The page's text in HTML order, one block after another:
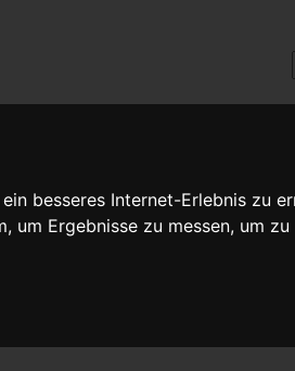
besseres Internet-Erlebnis zu
Ergebnisse zu messen, um